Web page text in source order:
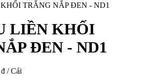
LIỀN KHỐI
ĐEN - ND1
đ / Cái